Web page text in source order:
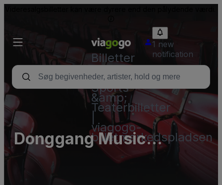
Billetter
-
Koncert-,
Sports-
&amp;
Teaterbilletter
viagogo-
billetmarkedspladsen
1 new
notification
Donggang Music
Fountain Square